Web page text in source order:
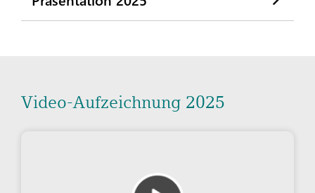
Video-Aufzeichnung 2025